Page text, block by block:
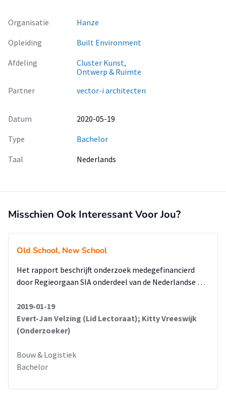
Organisatie
Hanze
Opleiding
Built Environment
Afdeling
Cluster Kunst,
Ontwerp & Ruimte
Partner
vector-i architecten
Datum
2020-05-19
Type
Bachelor
Taal
Nederlands
Misschien Ook Interessant Voor Jou?
Old School, New School
Het rapport beschrijft onderzoek medegefinancierd
door Regieorgaan SIA onderdeel van de Nederlandse …
2019-01-19
Evert-Jan Velzing (Lid Lectoraat); Kitty Vreeswijk
(Onderzoeker)
Bouw & Logistiek
Bachelor